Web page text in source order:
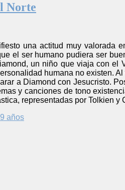
Norte
una actitud muy
el ser humano pudiera ser
un niño que viaja con el
humana no existen.
a Diamond con Jesucristo.
y canciones de tono
representadas por Tolkien y
años